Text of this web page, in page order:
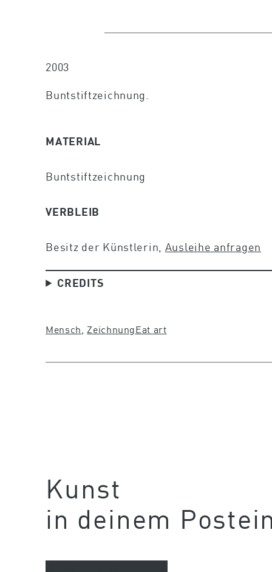
2003
Buntstiftzeichnung.
MATERIAL
Buntstiftzeichnung
VERBLEIB
Besitz der Künstlerin, Ausleihe anfragen
CREDITS
Mensch ZeichnungEat art
Kunst
in deinem